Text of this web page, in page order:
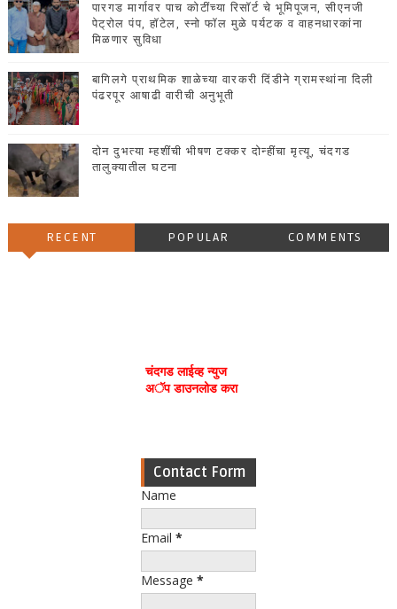
पारगड मार्गावर पाच कोटींच्या रिसॉर्ट चे भूमिपूजन, सीएनजी
पेट्रोल पंप, हॉटेल, स्नो फॉल मुळे पर्यटक व वाहनधारकांना
मिळणार सुविधा
बागिलगे प्राथमिक शाळेच्या वारकरी दिंडीने ग्रामस्थांना दिली
पंढरपूर आषाढी वारीची अनुभूती
दोन दुभत्या म्हशींची भीषण टक्कर दोन्हींचा मृत्यू, चंदगड
तालुक्यातील घटना
RECENT POPULAR COMMENTS
चंदगड लाईव्ह न्युज
अॅप डाउनलोड करा
Contact Form
Name
Email *
Message *